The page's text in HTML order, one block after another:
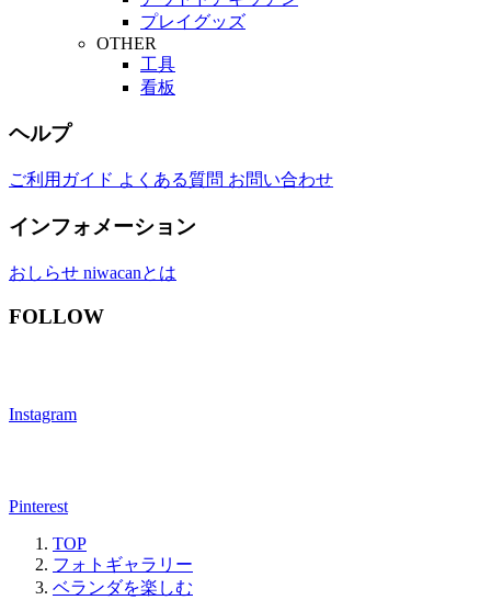
プレイグッズ
OTHER
工具
看板
ヘルプ
ご利用ガイド よくある質問 お問い合わせ
インフォメーション
おしらせ niwacanとは
FOLLOW
Instagram
Pinterest
TOP
フォトギャラリー
ベランダを楽しむ